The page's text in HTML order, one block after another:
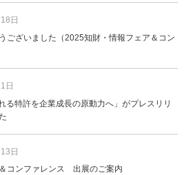
日
ございました（2025知財・情報フェア＆コン
日
る特許を企業成長の原動力へ」がプレスリリ
日
コンファレンス 出展のご案内